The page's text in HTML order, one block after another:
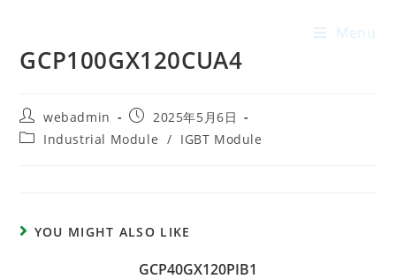
Menu
GCP100GX120CUA4
webadmin
2025年5月6日
Industrial Module / IGBT Module
YOU MIGHT ALSO LIKE
GCP40GX120PIB1